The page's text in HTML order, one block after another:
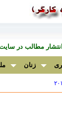
مطالب در
زنان